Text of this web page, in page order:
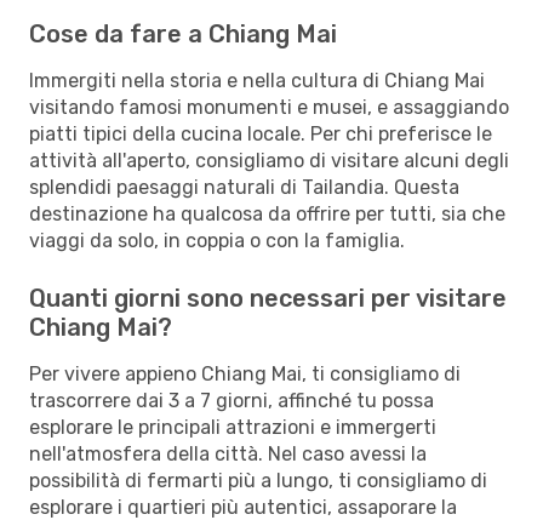
Cose da fare a Chiang Mai
Immergiti nella storia e nella cultura di Chiang Mai
visitando famosi monumenti e musei, e assaggiando
piatti tipici della cucina locale. Per chi preferisce le
attività all'aperto, consigliamo di visitare alcuni degli
splendidi paesaggi naturali di Tailandia. Questa
destinazione ha qualcosa da offrire per tutti, sia che
viaggi da solo, in coppia o con la famiglia.
Quanti giorni sono necessari per visitare
Chiang Mai?
Per vivere appieno Chiang Mai, ti consigliamo di
trascorrere dai 3 a 7 giorni, affinché tu possa
esplorare le principali attrazioni e immergerti
nell'atmosfera della città. Nel caso avessi la
possibilità di fermarti più a lungo, ti consigliamo di
esplorare i quartieri più autentici, assaporare la